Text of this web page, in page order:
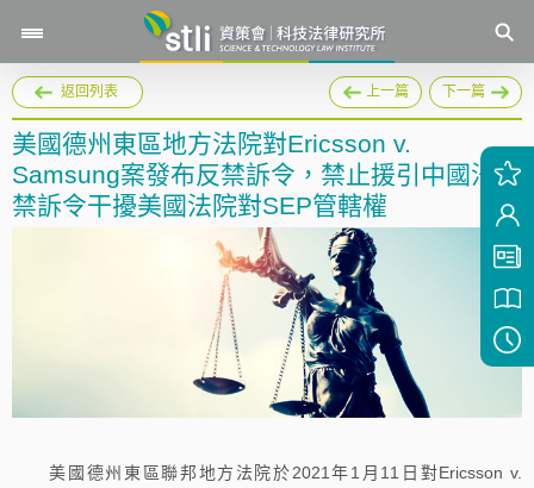
返回列表 上一篇 下一篇
美國德州東區地方法院對Ericsson v.
Samsung案發布反禁訴令，禁止援引中國法院
禁訴令干擾美國法院對SEP管轄權
美國德州東區聯邦地方法院於2021年1月11日對Ericsson v.